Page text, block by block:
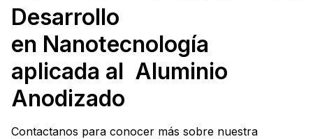
Desarrollo
en Nanotecnología
aplicada al Aluminio
Anodizado
Contactanos para conocer más sobre nuestra